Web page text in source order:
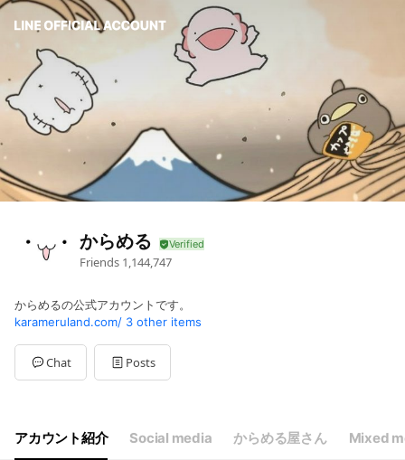
からめる
Friends 1,144,747
からめるの公式アカウントです。
karameruland.com/ 3 other items
Chat Posts
アカウント紹介 Social media からめる屋さん Mixed